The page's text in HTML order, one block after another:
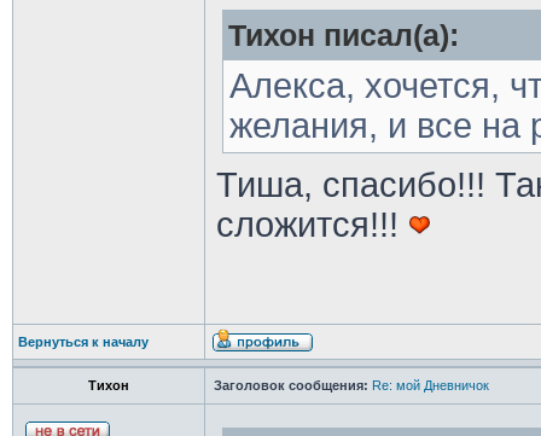
Тихон писал(а):
Алекса, хочется,
желания, и все на
Тиша, спасибо!!!
сложится!!!
Вернуться к началу
Тихон Заголовок сообщения: Re: мой Дневничок